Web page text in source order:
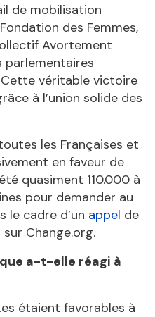
de mobilisation
des Femmes,
Avortement
parlementaires
Cette véritable victoire
à l’union solide des
les Françaises et
en faveur de
quasiment 110.000 à
pour demander au
le cadre d’un appel de
Change.org.
a-t-elle réagi à
étaient favorables à